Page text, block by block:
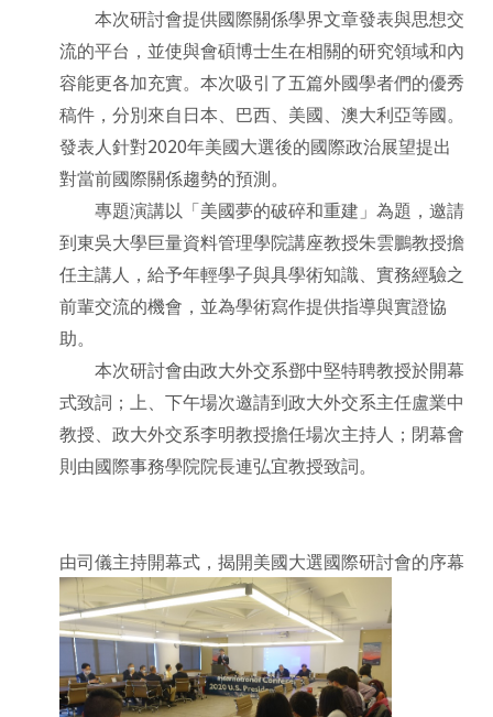
本次研討會提供國際關係學界文章發表與思想交
流的平台，並使與會碩博士生在相關的研究領域和內
容能更各加充實。本次吸引了五篇外國學者們的優秀
稿件，分別來自日本、巴西、美國、澳大利亞等國。
發表人針對2020年美國大選後的國際政治展望提出
對當前國際關係趨勢的預測。
專題演講以「美國夢的破碎和重建」為題，邀請
到東吳大學巨量資料管理學院講座教授朱雲鵬教授擔
任主講人，給予年輕學子與具學術知識、實務經驗之
前輩交流的機會，並為學術寫作提供指導與實證協
助。
本次研討會由政大外交系鄧中堅特聘教授於開幕
式致詞；上、下午場次邀請到政大外交系主任盧業中
教授、政大外交系李明教授擔任場次主持人；閉幕會
則由國際事務學院院長連弘宜教授致詞。
由司儀主持開幕式，揭開美國大選國際研討會的序幕